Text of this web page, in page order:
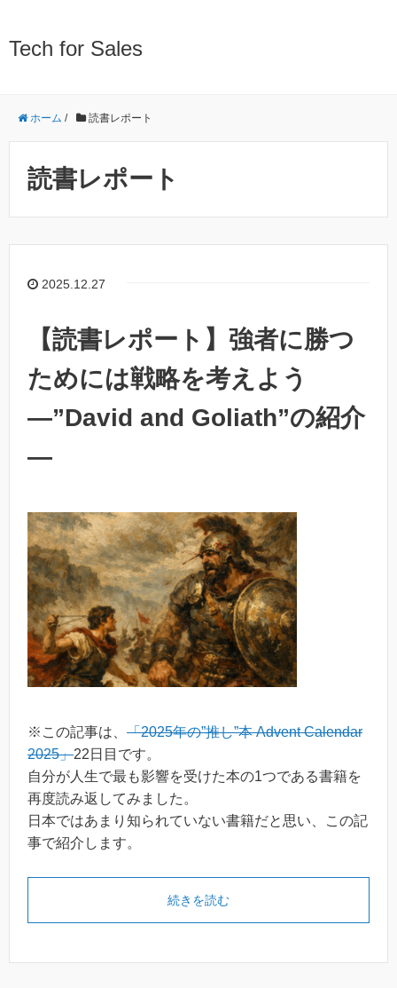
Tech for Sales
ホーム / 読書レポート
読書レポート
2025.12.27
【読書レポート】強者に勝つ
ためには戦略を考えよう
―”David and Goliath”の紹介
―
※この記事は、 「2025年の”推し”本 Advent Calendar
2025」22日目です。
自分が人生で最も影響を受けた本の1つである書籍を
再度読み返してみました。
日本ではあまり知られていない書籍だと思い、この記
事で紹介します。
続きを読む